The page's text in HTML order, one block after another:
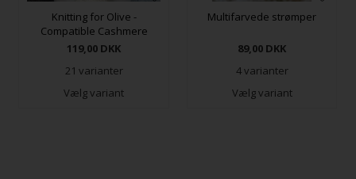
Knitting for Olive -
Compatible Cashmere
119,00 DKK
21 varianter
Vælg variant
Multifarvede strømper
89,00 DKK
4 varianter
Vælg variant